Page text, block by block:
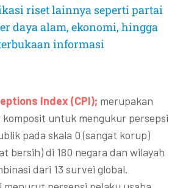
riset lainnya seperti partai
daya alam, ekonomi, hingga
informasi
Index (CPI); merupakan
untuk mengukur persepsi
pada skala 0 (sangat korup)
bersih) di 180 negara dan wilayah
dari 13 survei global.